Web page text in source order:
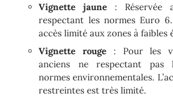
Vignette jaune : Réservée
respectant les normes Euro
accès limité aux zones à faibles
Vignette rouge : Pour les
anciens ne respectant pas
normes environnementales.
restreintes est très limité.